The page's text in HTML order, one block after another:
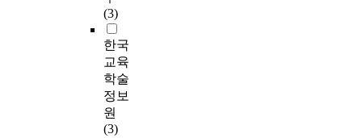
(3)
한국
교육
학술
정보
원
(3)